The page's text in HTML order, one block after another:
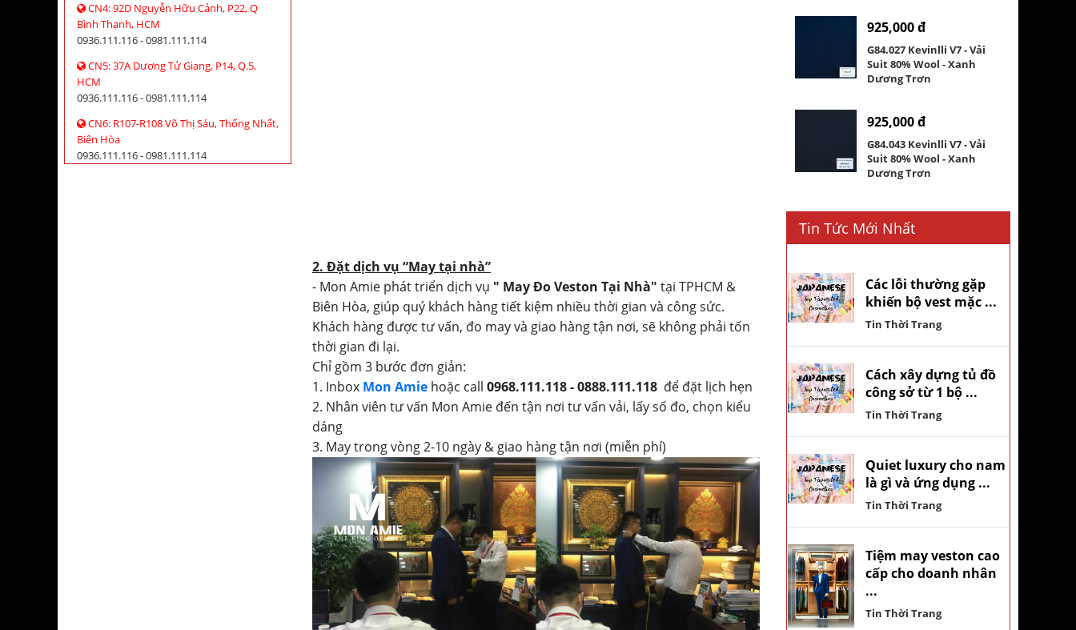
CN4: 92D Nguyễn Hữu Cảnh, P22, Q
Bình Thạnh, HCM
0936.111.116 - 0981.111.114
CN5: 37A Dương Tử Giang, P14, Q.5,
HCM
0936.111.116 - 0981.111.114
CN6: R107-R108 Võ Thị Sáu, Thống Nhất,
Biên Hòa
0936.111.116 - 0981.111.114
2. Đặt dịch vụ “May tại nhà”
- Mon Amie phát triển dịch vụ " May Đo Veston Tại Nhà" tại TPHCM &
Biên Hòa, giúp quý khách hàng tiết kiệm nhiều thời gian và công sức.
Khách hàng được tư vấn, đo may và giao hàng tận nơi, sẽ không phải tốn
thời gian đi lại.
Chỉ gồm 3 bước đơn giản:
1. Inbox Mon Amie hoặc call 0968.111.118 - 0888.111.118 để đặt lịch hẹn
2. Nhân viên tư vấn Mon Amie đến tận nơi tư vấn vải, lấy số đo, chọn kiểu
dáng
3. May trong vòng 2-10 ngày & giao hàng tận nơi (miễn phí)
925,000 đ
G84.027 Kevinlli V7 - Vải
Suit 80% Wool - Xanh
Dương Trơn
925,000 đ
G84.043 Kevinlli V7 - Vải
Suit 80% Wool - Xanh
Dương Trơn
Tin Tức Mới Nhất
Các lỗi thường gặp
khiến bộ vest mặc ...
Tin Thời Trang
Cách xây dựng tủ đồ
công sở từ 1 bộ ...
Tin Thời Trang
Quiet luxury cho nam
là gì và ứng dụng ...
Tin Thời Trang
Tiệm may veston cao
cấp cho doanh nhân
...
Tin Thời Trang